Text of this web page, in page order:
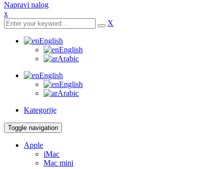
Napravi nalog
x
X
English
English
Arabic
English
English
Arabic
Kategorije
Toggle navigation
Apple
iMac
Mac mini